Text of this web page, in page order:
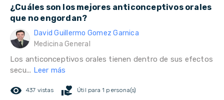
¿Cuáles son los mejores anticonceptivos orales
que no engordan?
David Guillermo Gomez Garnica
Medicina General
Los anticonceptivos orales tienen dentro de sus efectos
secu... Leer más
remove_red_eye 437 vistas volunteer_activism Útil para 1 persona(s)